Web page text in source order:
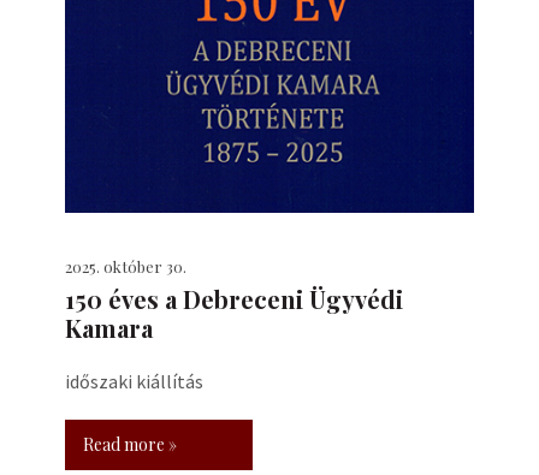
2025. október 30.
150 éves a Debreceni Ügyvédi
Kamara
időszaki kiállítás
Read more »